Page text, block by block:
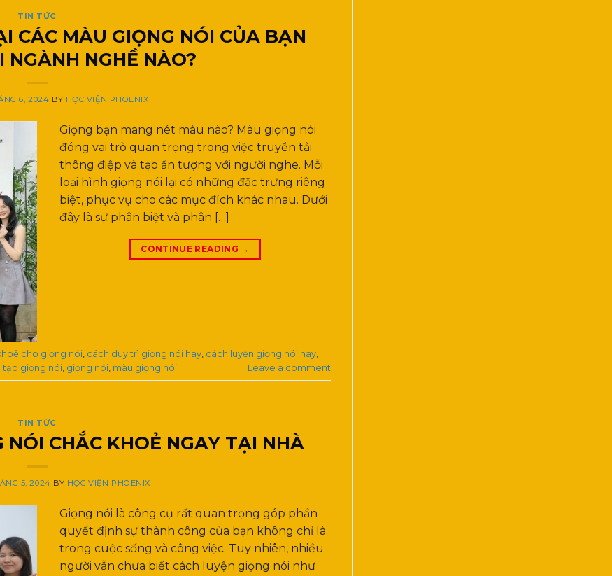
TIN TỨC
CÁC MÀU GIỌNG NÓI CỦA BẠN
NGÀNH NGHỀ NÀO?
6, 2024 BY HỌC VIỆN PHOENIX
Giọng bạn mang nét màu nào? Màu giọng nói
đóng vai trò quan trọng trong việc truyền tải
thông điệp và tạo ấn tượng với người nghe. Mỗi
loại hình giọng nói lại có những đặc trưng riêng
biệt, phục vụ cho các mục đích khác nhau. Dưới
đây là sự phân biệt và phân […]
CONTINUE READING →
cho giọng nói cách duy trì giọng nói hay cách luyện giọng nói hay
tạo giọng nói giọng nói màu giọng nói Leave a comment
TIN TỨC
NÓI CHẮC KHOẺ NGAY TẠI NHÀ
5, 2024 BY HỌC VIỆN PHOENIX
Giọng nói là công cụ rất quan trọng góp phần
quyết định sự thành công của bạn không chỉ là
trong cuộc sống và công việc. Tuy nhiên, nhiều
người vẫn chưa biết cách luyện giọng nói như